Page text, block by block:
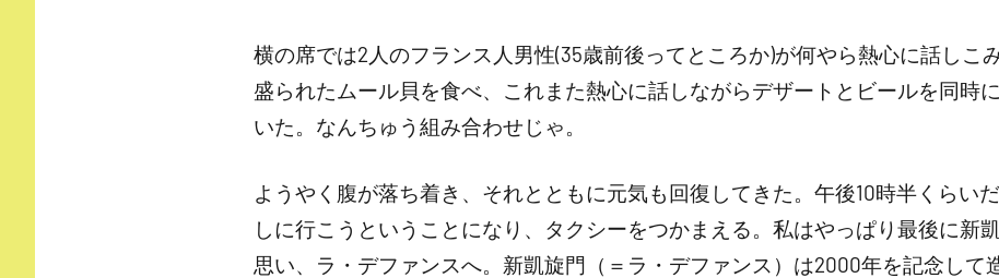
横の席では2人のフランス人男性(35歳前後ってところか)が何やら熱心に話しこ
盛られたムール貝を食べ、これまた熱心に話しながらデザートとビールを同時
いた。なんちゅう組み合わせじゃ。
ようやく腹が落ち着き、それとともに元気も回復してきた。午後10時半くらい
しに行こうということになり、タクシーをつかまえる。私はやっぱり最後に新
思い、ラ・デファンスへ。新凱旋門（＝ラ・デファンス）は2000年を記念して